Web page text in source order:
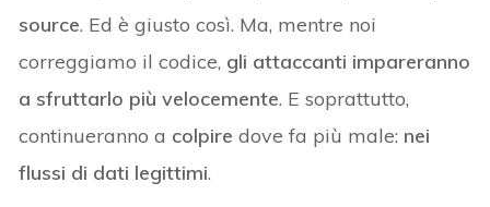
source. Ed è giusto così. Ma, mentre noi
correggiamo il codice, gli attaccanti impareranno
a sfruttarlo più velocemente. E soprattutto,
continueranno a colpire dove fa più male: nei
flussi di dati legittimi.